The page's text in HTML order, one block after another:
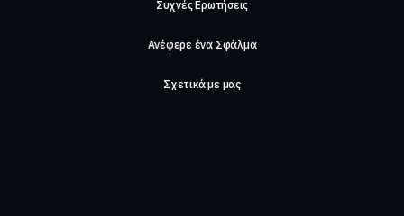
Συχνές Ερωτήσεις
Ανέφερε ένα Σφάλμα
Σχετικά με μας